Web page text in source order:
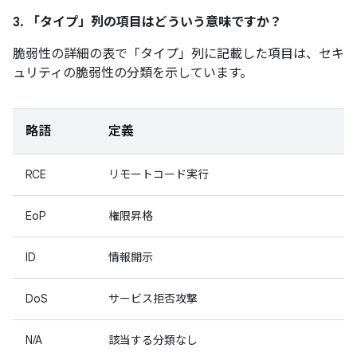
3. 「タイプ」 列の項目はどういう意味ですか？
脆弱性の詳細の表で「タイプ」 列に記載した項目は、セキ
ュリティの脆弱性の分類を示しています。
略語 定義
RCE リモートコード実行
EoP 権限昇格
ID 情報開示
DoS サービス拒否攻撃
N/A 該当する分類なし